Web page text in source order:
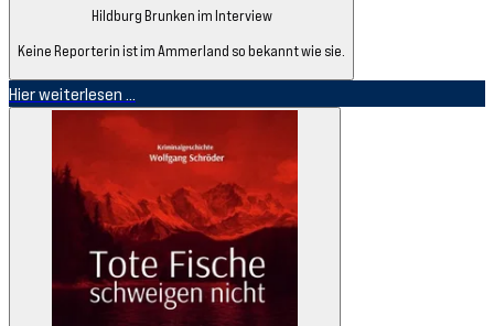
Hildburg Brunken im Interview
Keine Reporterin ist im Ammerland so bekannt wie sie.
Hier weiterlesen ...